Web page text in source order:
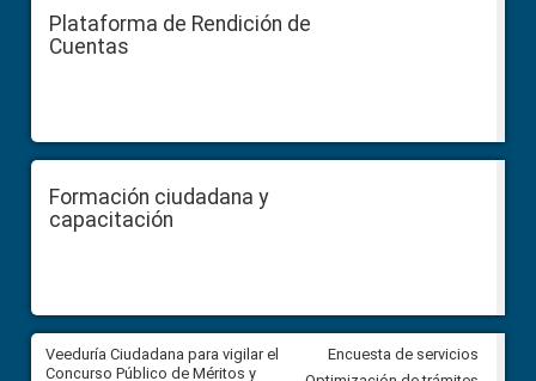
Plataforma de Rendición de
Cuentas
Formación ciudadana y
capacitación
Veeduría Ciudadana para vigilar el
Concurso Público de Méritos y
Veeduría Ciudadana para
construcción del asfaltado de
Encuesta de servicios